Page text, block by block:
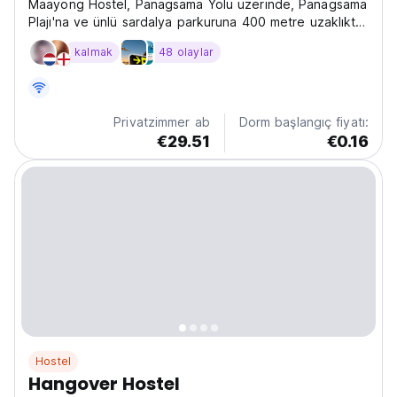
Maayong Hostel, Panagsama Yolu üzerinde, Panagsama
Plajı'na ve ünlü sardalya parkuruna 400 metre uzaklıkta
yer almaktadır.
kalmak 48 olaylar
Privatzimmer ab
€29.51
Dorm başlangıç fiyatı:
€0.16
Hostel
Hangover Hostel